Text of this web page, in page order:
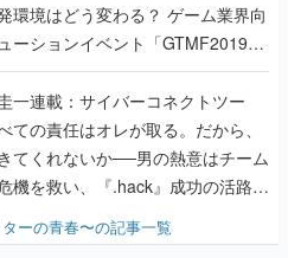
環境はどう変わる？ ゲーム業界向
ーションイベント「GTMF2019」
、より理解を深めよう【PR】
一連載：サイバーコネクトツー
ての責任はオレが取る。だから、
てくれないか──男の熱意はチーム
機を救い、『.hack』成功の活路を
界の快男児・松山 洋に流れる血は
ャンプ』色だった【若ゲのいた
ーの青春〜の記事一覧